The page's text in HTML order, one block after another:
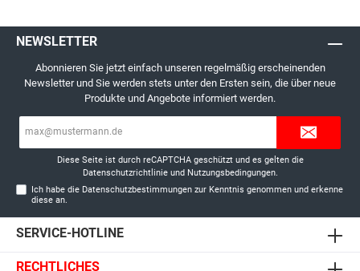
NEWSLETTER
Abonnieren Sie jetzt einfach unseren regelmäßig erscheinenden
Newsletter und Sie werden stets unter den Ersten sein, die über neue
Produkte und Angebote informiert werden.
Diese Seite ist durch reCAPTCHA geschützt und es gelten die
Datenschutzrichtlinieund Nutzungsbedingungen.
Ich habe die Datenschutzbestimmungen zur Kenntnis genommen und erkenne
diese an.
SERVICE-HOTLINE
RECHTLICHES